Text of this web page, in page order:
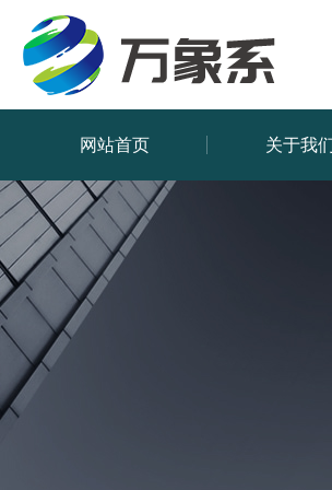
网站首页 关于我